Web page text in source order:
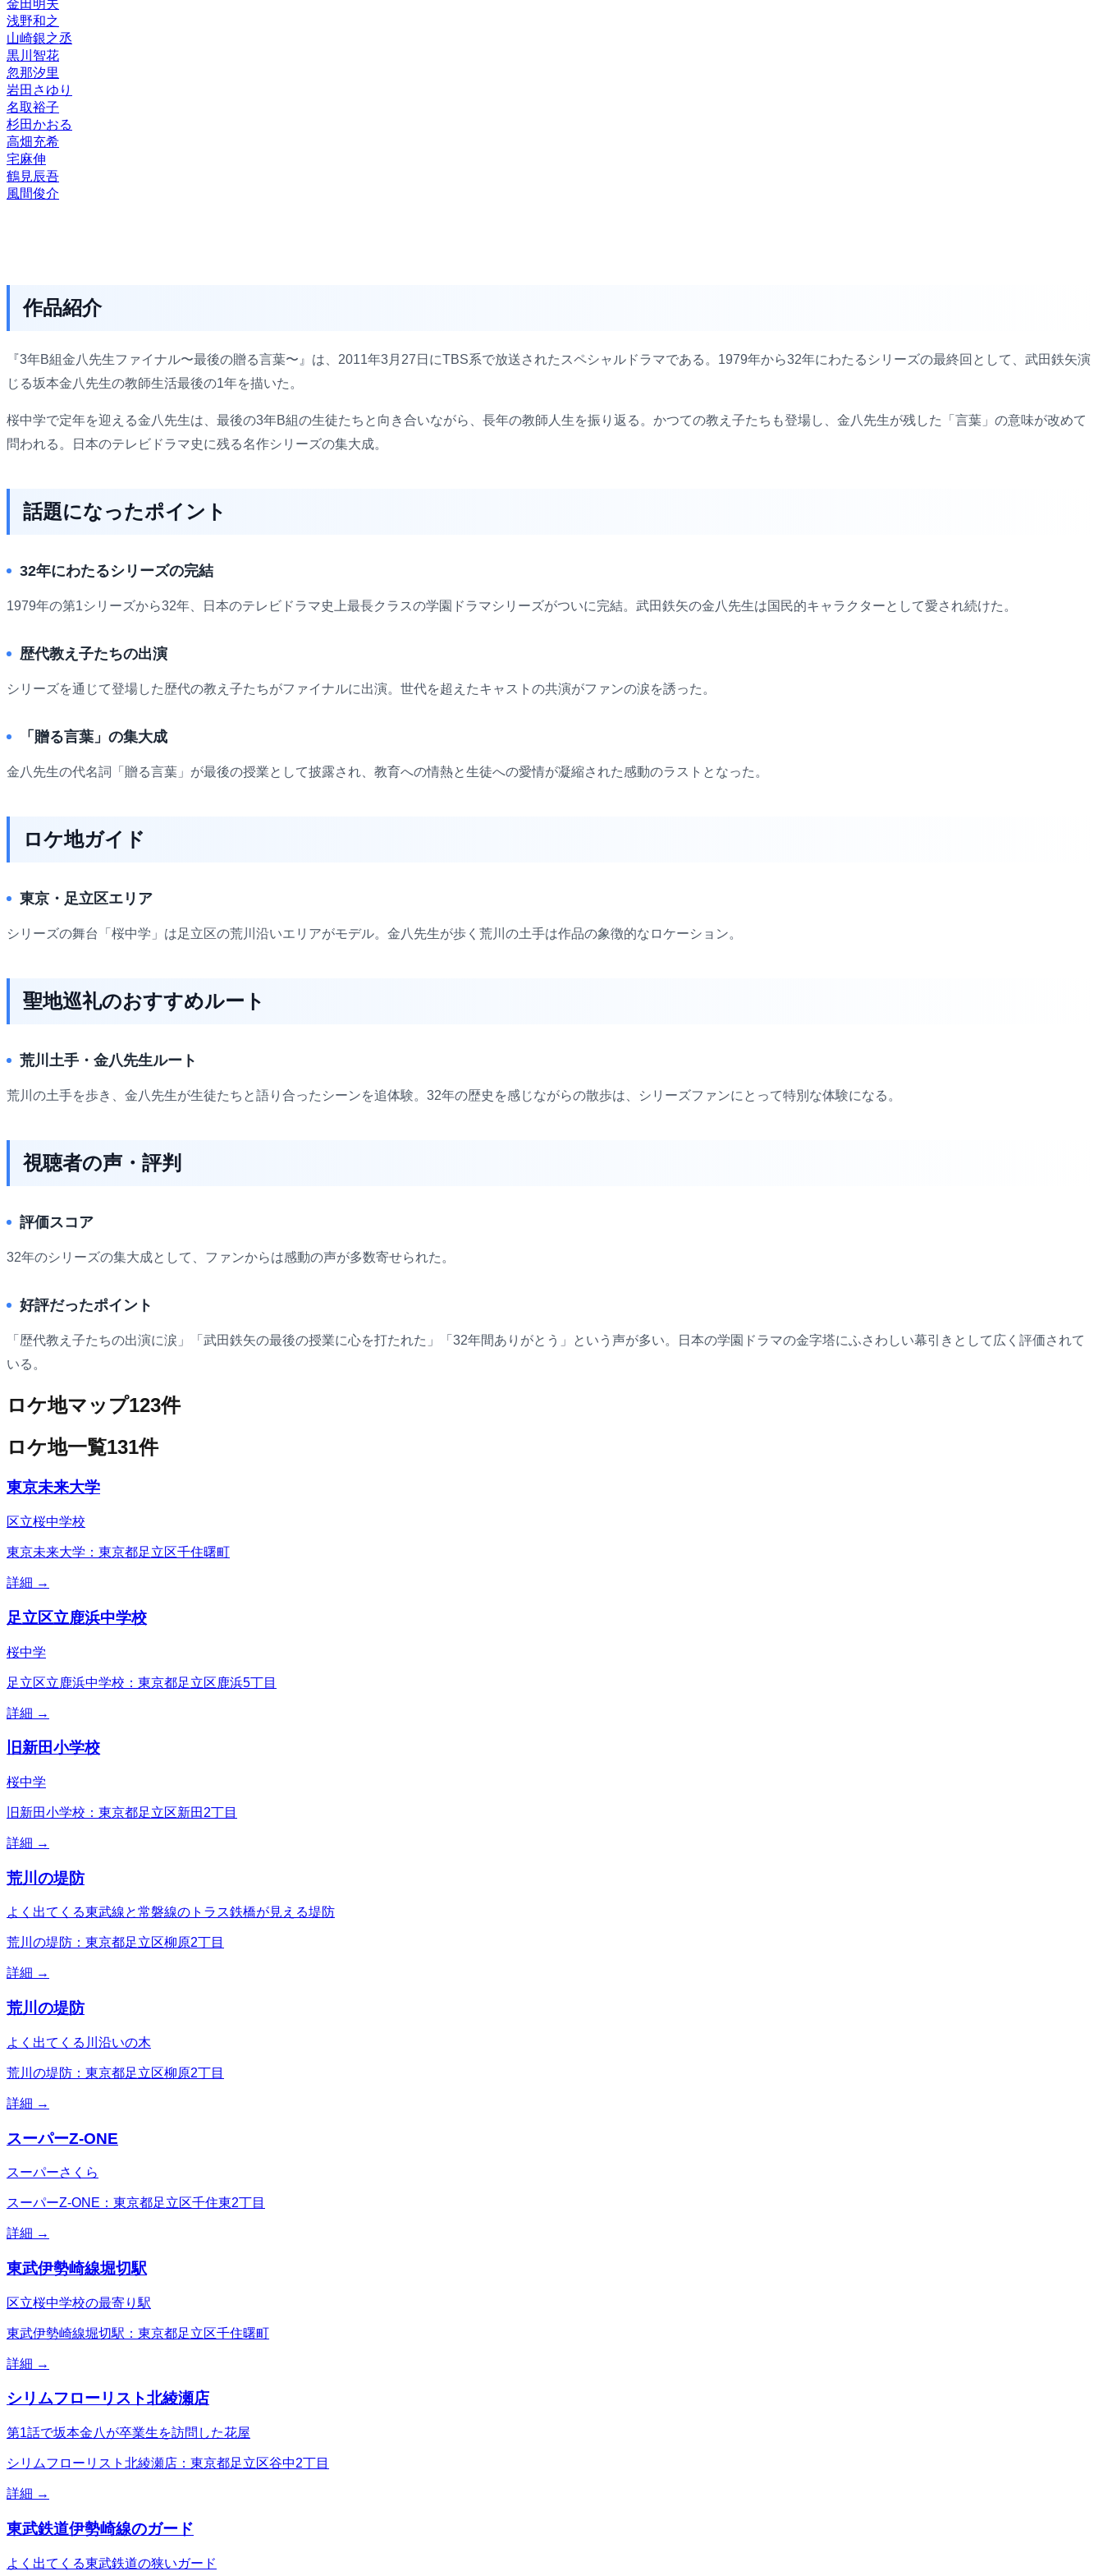
金田明夫
浅野和之
山崎銀之丞
黒川智花
忽那汐里
岩田さゆり
名取裕子
杉田かおる
高畑充希
宅麻伸
鶴見辰吾
風間俊介
作品紹介
『3年B組金八先生ファイナル〜最後の贈る言葉〜』は、2011年3月27日にTBS系で放送されたスペシャルドラマである。1979年から32年にわたるシリーズの最終回として、武田鉄矢演
じる坂本金八先生の教師生活最後の1年を描いた。
桜中学で定年を迎える金八先生は、最後の3年B組の生徒たちと向き合いながら、長年の教師人生を振り返る。かつての教え子たちも登場し、金八先生が残した「言葉」の意味が改めて
問われる。日本のテレビドラマ史に残る名作シリーズの集大成。
話題になったポイント
32年にわたるシリーズの完結
1979年の第1シリーズから32年、日本のテレビドラマ史上最長クラスの学園ドラマシリーズがついに完結。武田鉄矢の金八先生は国民的キャラクターとして愛され続けた。
歴代教え子たちの出演
シリーズを通じて登場した歴代の教え子たちがファイナルに出演。世代を超えたキャストの共演がファンの涙を誘った。
「贈る言葉」の集大成
金八先生の代名詞「贈る言葉」が最後の授業として披露され、教育への情熱と生徒への愛情が凝縮された感動のラストとなった。
ロケ地ガイド
東京・足立区エリア
シリーズの舞台「桜中学」は足立区の荒川沿いエリアがモデル。金八先生が歩く荒川の土手は作品の象徴的なロケーション。
聖地巡礼のおすすめルート
荒川土手・金八先生ルート
荒川の土手を歩き、金八先生が生徒たちと語り合ったシーンを追体験。32年の歴史を感じながらの散歩は、シリーズファンにとって特別な体験になる。
視聴者の声・評判
評価スコア
32年のシリーズの集大成として、ファンからは感動の声が多数寄せられた。
好評だったポイント
「歴代教え子たちの出演に涙」「武田鉄矢の最後の授業に心を打たれた」「32年間ありがとう」という声が多い。日本の学園ドラマの金字塔にふさわしい幕引きとして広く評価されて
いる。
ロケ地マップ123件
ロケ地一覧131件
東京未来大学
区立桜中学校
東京未来大学：東京都足立区千住曙町
詳細 →
足立区立鹿浜中学校
桜中学
足立区立鹿浜中学校：東京都足立区鹿浜5丁目
詳細 →
旧新田小学校
桜中学
旧新田小学校：東京都足立区新田2丁目
詳細 →
荒川の堤防
よく出てくる東武線と常磐線のトラス鉄橋が見える堤防
荒川の堤防：東京都足立区柳原2丁目
詳細 →
荒川の堤防
よく出てくる川沿いの木
荒川の堤防：東京都足立区柳原2丁目
詳細 →
スーパーZ-ONE
スーパーさくら
スーパーZ-ONE：東京都足立区千住東2丁目
詳細 →
東武伊勢崎線堀切駅
区立桜中学校の最寄り駅
東武伊勢崎線堀切駅：東京都足立区千住曙町
詳細 →
シリムフローリスト北綾瀬店
第1話で坂本金八が卒業生を訪問した花屋
シリムフローリスト北綾瀬店：東京都足立区谷中2丁目
詳細 →
東武鉄道伊勢崎線のガード
よく出てくる東武鉄道の狭いガード